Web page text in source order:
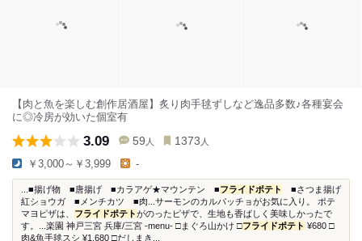
【肉と魚を楽しむ創作居酒屋】炙り肉手毬ずしなど逸品多数♪各種宴会
に◎冷房が効いた個室有
3.09 59 人 1373 人
￥3,000～￥3,999 -
...■揚げ物 ■唐揚げ ■カラアゲ★マウンテン ■フライドポテト
■さつま揚げ
紅ショウガ ■メンチカツ ■肉...サーモンのカルパッチョがお気に入り。 ポテ
マヨピザは、 フライドポテトがのったピザで、生地も香ばしく美味しかったで
す。...楽園 神戸三宮 兵庫/三宮 -menu- □まぐろ山かけ □フライドポテト ¥680 □
肉&魚手毬スシ ¥1,680 □だしまき...